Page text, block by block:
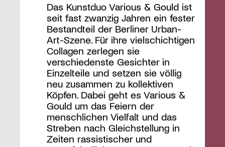
Das Kunstduo Various & Gould ist
seit fast zwanzig Jahren ein fester
Bestandteil der Berliner Urban-
Art-Szene. Für ihre vielschichtigen
Collagen zerlegen sie
verschiedenste Gesichter in
Einzelteile und setzen sie völlig
neu zusammen zu kollektiven
Köpfen. Dabei geht es Various &
Gould um das Feiern der
menschlichen Vielfalt und das
Streben nach Gleichstellung in
Zeiten rassistischer und